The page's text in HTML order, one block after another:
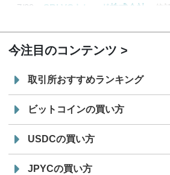
7/29
SBI VCトレード株式会社
信
今注目のコンテンツ
取引所おすすめランキング
ビットコインの買い方
USDCの買い方
JPYCの買い方